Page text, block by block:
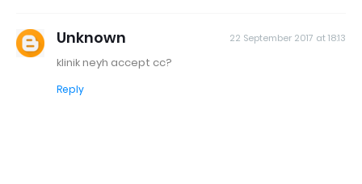
Unknown 22 September 2017 at 18:13
klinik neyh accept cc?
Reply